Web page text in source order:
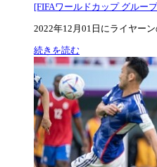
[FIFAワールドカップ グルー
2022年12月01日にライヤー
続きを読む